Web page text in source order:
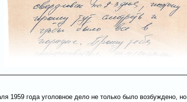
1959 года уголовное дело не только было возбуждено,